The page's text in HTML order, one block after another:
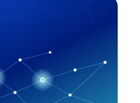
nahtlos integrieren
Premises, Cloud und
mehr über Actian,
von HCL